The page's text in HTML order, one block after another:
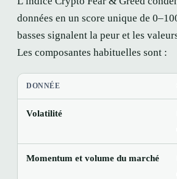
données en un score unique de
basses signalent la peur et les
Les composantes habituelles sont :
DONNÉE
Volatilité
Momentum et volume du marché